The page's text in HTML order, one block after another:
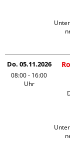
Do. 05.11.2026
08:00 - 16:00
Uhr